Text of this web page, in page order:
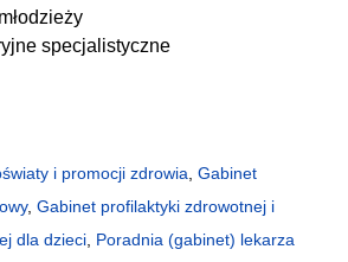
specjalistyczne
i promocji zdrowia Gabinet
, Gabinet profilaktyki zdrowotnej i
dla dzieci Poradnia (gabinet) lekarza